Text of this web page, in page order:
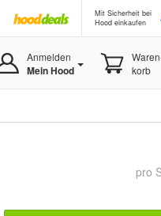
Mit Sicherheit bei
Hood einkaufen
Anmelden
Mein Hood
korb
pro